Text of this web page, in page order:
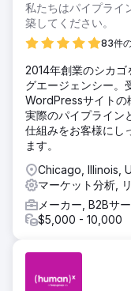
私たちはパイプライ
築してください。
83件
2014年創業のシカ
グエージェンシー。
WordPressサイトの
実際のパイプライン
仕組みをお客様にし
ます。
Chicago, Illinois,
マーケット分析,
メーカー, B2Bサ
$5,000 - 10,000